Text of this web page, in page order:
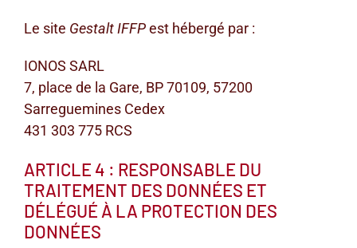
Le site Gestalt IFFPest hébergé par :
IONOS SARL
7, place de la Gare, BP 70109, 57200
Sarreguemines Cedex
431 303 775 RCS
ARTICLE 4 : RESPONSABLE DU
TRAITEMENT DES DONNÉES ET
DÉLÉGUÉ À LA PROTECTION DES
DONNÉES